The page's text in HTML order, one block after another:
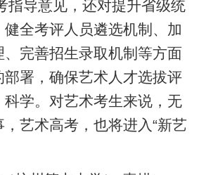
指导意见，还对提升省级统
全考评人员遴选机制、加
完善招生录取机制等方面
署，确保艺术人才选拔评
学。对艺术考生来说，无
艺术高考，也将进入“新艺